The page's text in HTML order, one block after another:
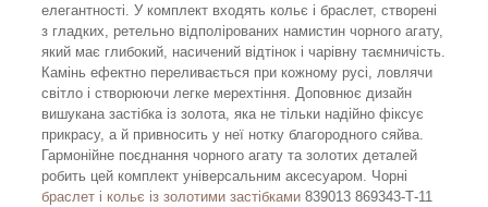
елегантності. У комплект входять кольє і браслет, створені
з гладких, ретельно відполірованих намистин чорного агату,
який має глибокий, насичений відтінок і чарівну таємничість.
Камінь ефектно переливається при кожному русі, ловлячи
світло і створюючи легке мерехтіння. Доповнює дизайн
вишукана застібка із золота, яка не тільки надійно фіксує
прикрасу, а й привносить у неї нотку благородного сяйва.
Гармонійне поєднання чорного агату та золотих деталей
робить цей комплект універсальним аксесуаром. Чорні
браслет і кольє із золотими застібками 839013 869343-Т-11